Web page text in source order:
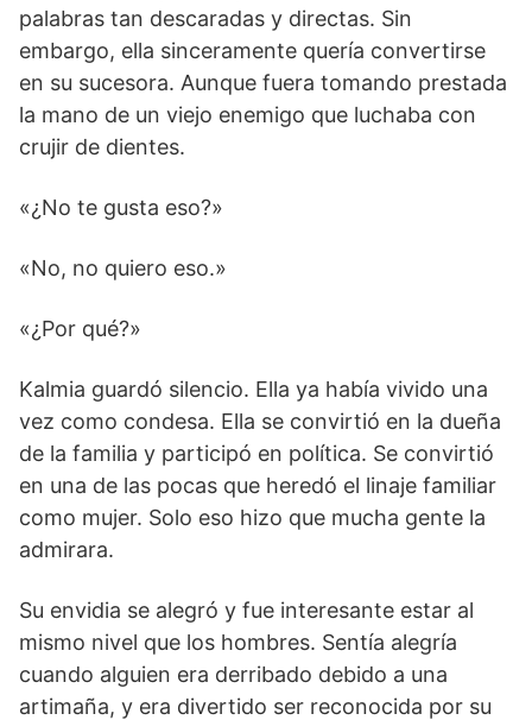
palabras tan descaradas y directas. Sin
embargo, ella sinceramente quería convertirse
en su sucesora. Aunque fuera tomando prestada
la mano de un viejo enemigo que luchaba con
crujir de dientes.
«¿No te gusta eso?»
«No, no quiero eso.»
«¿Por qué?»
Kalmia guardó silencio. Ella ya había vivido una
vez como condesa. Ella se convirtió en la dueña
de la familia y participó en política. Se convirtió
en una de las pocas que heredó el linaje familiar
como mujer. Solo eso hizo que mucha gente la
admirara.
Su envidia se alegró y fue interesante estar al
mismo nivel que los hombres. Sentía alegría
cuando alguien era derribado debido a una
artimaña, y era divertido ser reconocida por su